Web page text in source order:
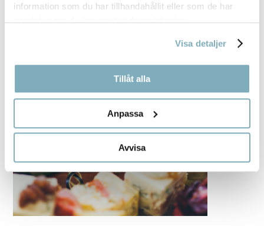
information som du har tillhandahållit eller som de har
samlat in när du har använt deras tjänster.
Visa detaljer
Tillåt alla
Anpassa
Avvisa